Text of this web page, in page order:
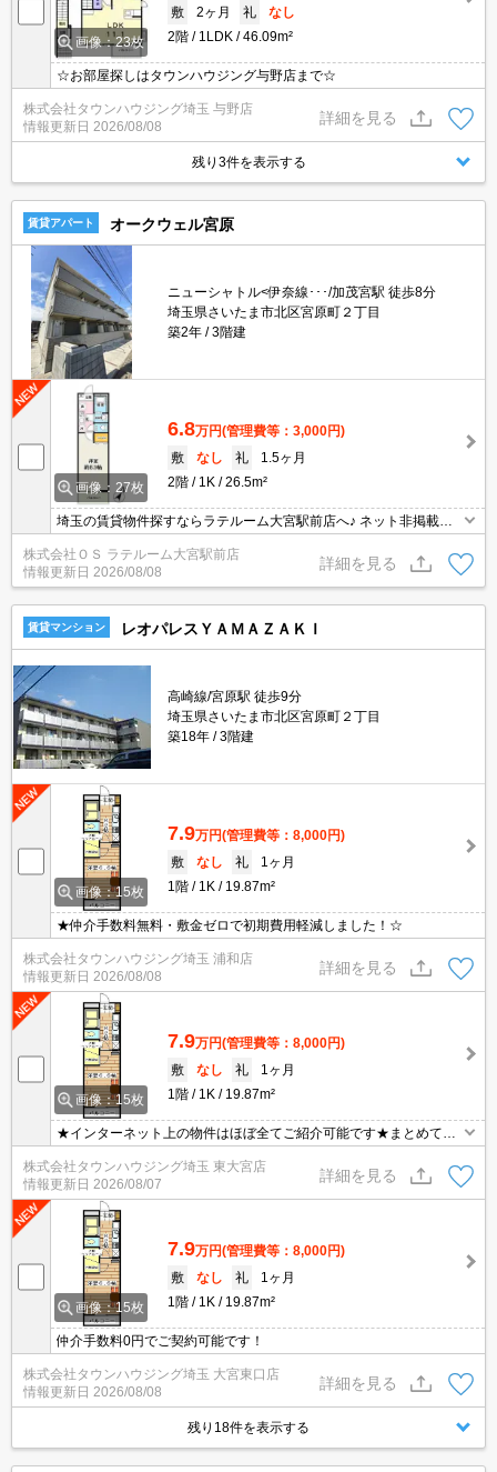
画像：23枚
敷
2ヶ月 礼
なし
2階
1LDK 46.09m²
☆お部屋探しはタウンハウジング与野店まで☆
株式会社タウンハウジング埼玉 与野店
情報更新日 2026/08/08
詳細を見る
残り3件を表示する
賃貸アパート オークウェル宮原
ニューシャトル<伊奈線･･･/加茂宮駅 徒歩8分
埼玉県さいたま市北区宮原町２丁目
築2年
3階建
画像：27枚
6.8万円(管理費等：3,000円)
敷
なし 礼
1.5ヶ月
2階
1K 26.5m²
埼玉の賃貸物件探すならラテルーム大宮駅前店へ♪ ネット非掲載物
件多数ございます！ 【入居審査不安な方】【初期安物件】【クレジ
ット決済可】ご相談ください！！ ※仲介手数料無料 『ご来店初めて
のお客様・当物件を契約に限る』
株式会社ＯＳ ラテルーム大宮駅前店
情報更新日 2026/08/08
詳細を見る
賃貸マンション レオパレスＹＡＭＡＺＡＫＩ
高崎線/宮原駅 徒歩9分
埼玉県さいたま市北区宮原町２丁目
築18年
3階建
画像：15枚
7.9万円(管理費等：8,000円)
敷
なし 礼
1ヶ月
1階
1K 19.87m²
★仲介手数料無料・敷金ゼロで初期費用軽減しました！☆
株式会社タウンハウジング埼玉 浦和店
情報更新日 2026/08/08
詳細を見る
画像：15枚
7.9万円(管理費等：8,000円)
敷
なし 礼
1ヶ月
1階
1K 19.87m²
★インターネット上の物件はほぼ全てご紹介可能です★まとめてご
紹介致します★お部屋探しは情報量地域No１の★タウンハウジング
東大宮店まで★
株式会社タウンハウジング埼玉 東大宮店
情報更新日 2026/08/07
詳細を見る
画像：15枚
7.9万円(管理費等：8,000円)
敷
なし 礼
1ヶ月
1階
1K 19.87m²
仲介手数料0円でご契約可能です！
株式会社タウンハウジング埼玉 大宮東口店
情報更新日 2026/08/08
詳細を見る
残り18件を表示する